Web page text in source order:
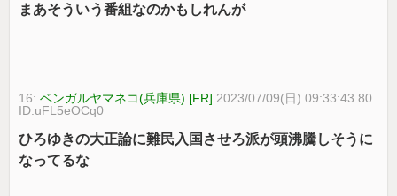
まあそういう番組なのかもしれんが
16:ベンガルヤマネコ(兵庫県) [FR] 2023/07/09(日) 09:33:43.80
ID:uFL5eOCq0
ひろゆきの大正論に難民入国させろ派が頭沸騰しそうに
なってるな